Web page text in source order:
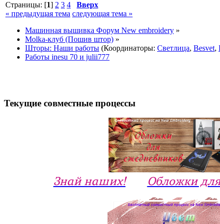
Страницы: [1] 2 3 4
Вверх
« предыдущая тема следующая тема »
Машинная вышивка Форум New embroidery »
Molka-клуб (Пошив штор) »
Шторы: Наши работы (Координаторы: Светлица, Besvet,
Работы inesu 70 и julii777
Текущие совместные процессы
Знай наших! Обложки